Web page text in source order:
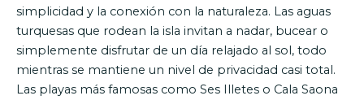
simplicidad y la conexión con la naturaleza. Las aguas
turquesas que rodean la isla invitan a nadar, bucear o
simplemente disfrutar de un día relajado al sol, todo
mientras se mantiene un nivel de privacidad casi total.
Las playas más famosas como Ses Illetes o Cala Saona